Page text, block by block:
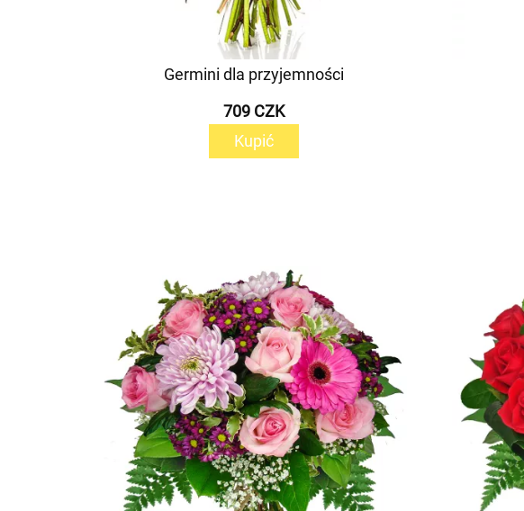
Germini dla przyjemności
709 CZK
Kupić